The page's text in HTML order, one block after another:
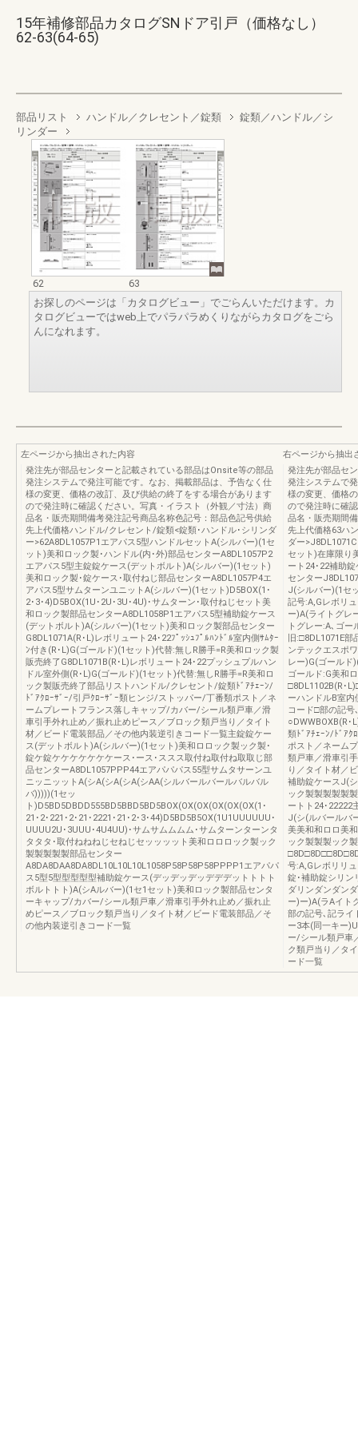
15年補修部品カタログSNドア引戸（価格なし）
62-63(64-65)
部品リスト ハンドル／クレセント／錠類
錠類／ハンドル／シ
リンダー
62
63
お探しのページは「カタログビュー」でごらんいただけます。カ
タログビューではweb上でパラパラめくりながらカタログをごら
んになれます。
左ページから抽出された内容
発注先が部品センターと記載されている部品はOnsite等の部品
発注システムで発注可能です。なお、掲載部品は、予告なく仕
様の変更、価格の改訂、及び供給の終了をする場合があります
ので発注時に確認ください。写真・イラスト（外観／寸法）商
品名・販売期間備考発注記号商品名称色記号：部品色記号供給
先上代価格ハンドル/クレセント/錠類<錠類･ハンドル･シリンダ
ー>62A8DL1057P1エアパス5型ハンドルセットA(シルバー)(1セ
ット)美和ロック製･ハンドル(内･外)部品センターA8DL1057P2
エアパス5型主錠錠ケース(デットボルト)A(シルバー)(1セット)
美和ロック製･錠ケース･取付ねじ部品センターA8DL1057P4エ
アパス5型サムターンユニットA(シルバー)(1セット)D5BOX(1･
2･3･4)D5BOX(1U･2U･3U･4U)･サムターン･取付ねじセット美
和ロック製部品センターA8DL1058P1エアパス5型補助錠ケース
(デットボルト)A(シルバー)(1セット)美和ロック製部品センター
G8DL1071A(R･L)レボリュート24･22ﾌﾟｯｼｭﾌﾟﾙﾊﾝﾄﾞﾙ室内側ｻﾑﾀｰ
ﾝ付き(R･L)G(ゴールド)(1セット)代替:無しR勝手=R美和ロック製
販売終了G8DL1071B(R･L)レボリュート24･22プッシュプルハン
ドル室外側(R･L)G(ゴールド)(1セット)代替:無しR勝手=R美和ロ
ック製販売終了部品リストハンドル/クレセント/錠類ﾄﾞｱﾁｪｰﾝ/
ﾄﾞｱｸﾛｰｻﾞｰ/引戸ｸﾛｰｻﾞｰ類ヒンジ/ストッパー/丁番類ポスト／ネ
ームプレートフランス落しキャップ/カバー/シール類戸車／滑
車引手外れ止め／振れ止めピース／ブロック類戸当り／タイト
材／ビード電装部品／その他内装逆引きコード一覧主錠錠ケー
ス(デットボルト)A(シルバー)(1セット)美和ロロック製ック製･
錠ケ錠ケケケケケケケース･ース･ススス取付ね取付ね取取じ部
品センターA8DL1057PPP44エアパパパス55型サムタサーンユ
ニッニッットA(シA(シA(シA(シAA(シルバールバールバルバル
バ)))))(1セッ
ト)D5BD5DBDD555BD5BBD5BD5BOX(OX(OX(OX(OX(OX(1･
21･2･221･2･21･2221･21･2･3･44)D5BD5B5OX(1U1UUUUUU･
UUUU2U･3UUU･4U4UU)･サムサムムムム･サムターンターンタ
タタタ･取付ねねねじセねじセッッッット美和ロロロック製ック
製製製製製部品センター
A8DA8DAA8DA8DL10L10L10L1058P58P58P58PPPP1エアパパ
ス5型5型型型型型補助錠ケース(デッデッデッデデデットトトト
ボルトトト)A(シAルバー)(1セ1セット)美和ロック製部品センタ
ーキャップ/カバー/シール類戸車／滑車引手外れ止め／振れ止
めピース／ブロック類戸当り／タイト材／ビード電装部品／そ
の他内装逆引きコード一覧
右ページから抽出
発注先が部品セ
発注システムで
様の変更、価格
ので発注時に確
品名・販売期間
先上代価格63ハ
ダー
セット)在庫限り
ート24･22補助
センター
J(シルバー)(1セ
記号:A,Gレボリ
ー)A(ライトグレ
トグレー:A､ゴ
旧:□8DL1071E
ンテックエスポ
レー)G(ゴールド
ゴールド:G美和
□8DL1102B(R･
ーハンドルB室
コード□部の記号
○DWWBOXB(R
類ﾄﾞｱﾁｪｰﾝ/ﾄﾞｱｸ
ポスト／ネーム
類戸車／滑車引
り／タイト材／
補助錠ケースJ(
ック製製製製製
ートト24･22222
J(シ(ルバールバ
美美和和ロロ美
ック製製製ック
号:A,Gレボリリ
錠･補助錠シリン
ダリンダンダン
ー)ー)A(ラAイト
部の記号､記ライ
ー3本(同一キー
ー/シール類戸車
ク類戸当り／タ
ード一覧